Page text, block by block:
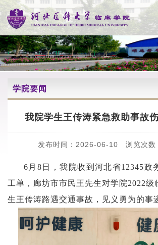
学院要闻
我院学生王传涛紧急救助事故
发布时间：2026-06-10 浏览次数
6月8日，我院收到河北省12345政
工单，廊坊市市民王先生对学院2022级
生王传涛路遇交通事故，见义勇为的事